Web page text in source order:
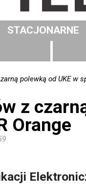
STACJONARNE
polewką od UKE w
z
Orange